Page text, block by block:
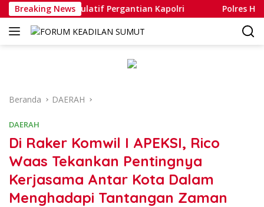
Langsung
ke
konten
Breaking News
Spekulatif Pergantian Kapolri Polres Humbahas
Beranda DAERAH
DAERAH
Di Raker Komwil I APEKSI, Rico
Waas Tekankan Pentingnya
Kerjasama Antar Kota Dalam
Menghadapi Tantangan Zaman